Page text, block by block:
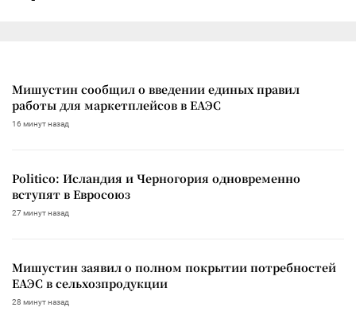
Мишустин сообщил о введении единых правил
работы для маркетплейсов в ЕАЭС
16 минут назад
Politico: Исландия и Черногория одновременно
вступят в Евросоюз
27 минут назад
Мишустин заявил о полном покрытии потребностей
ЕАЭС в сельхозпродукции
28 минут назад